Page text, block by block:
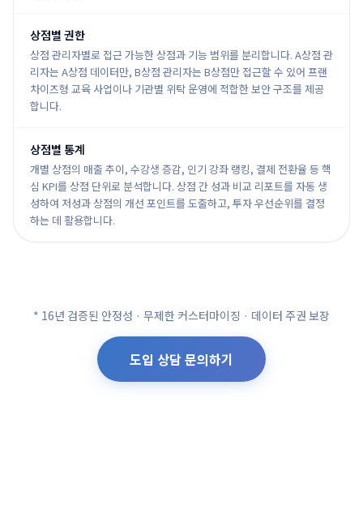
상점별 권한
상점 관리자별로 접근 가능한 상점과 기능 범위를 분리합니다. A상점 관
리자는 A상점 데이터만, B상점 관리자는 B상점만 접근할 수 있어 프랜
차이즈형 교육 사업이나 기관별 위탁 운영에 적합한 보안 구조를 제공
합니다.
상점별 통계
개별 상점의 매출 추이, 수강생 증감, 인기 강좌 랭킹, 결제 전환율 등 핵
심 KPI를 상점 단위로 분석합니다. 상점 간 성과 비교 리포트를 자동 생
성하여 저성과 상점의 개선 포인트를 도출하고, 투자 우선순위를 결정
하는 데 활용합니다.
* 16년 검증된 안정성 · 무제한 커스터마이징 · 데이터 주권 보장
도입 상담 문의하기